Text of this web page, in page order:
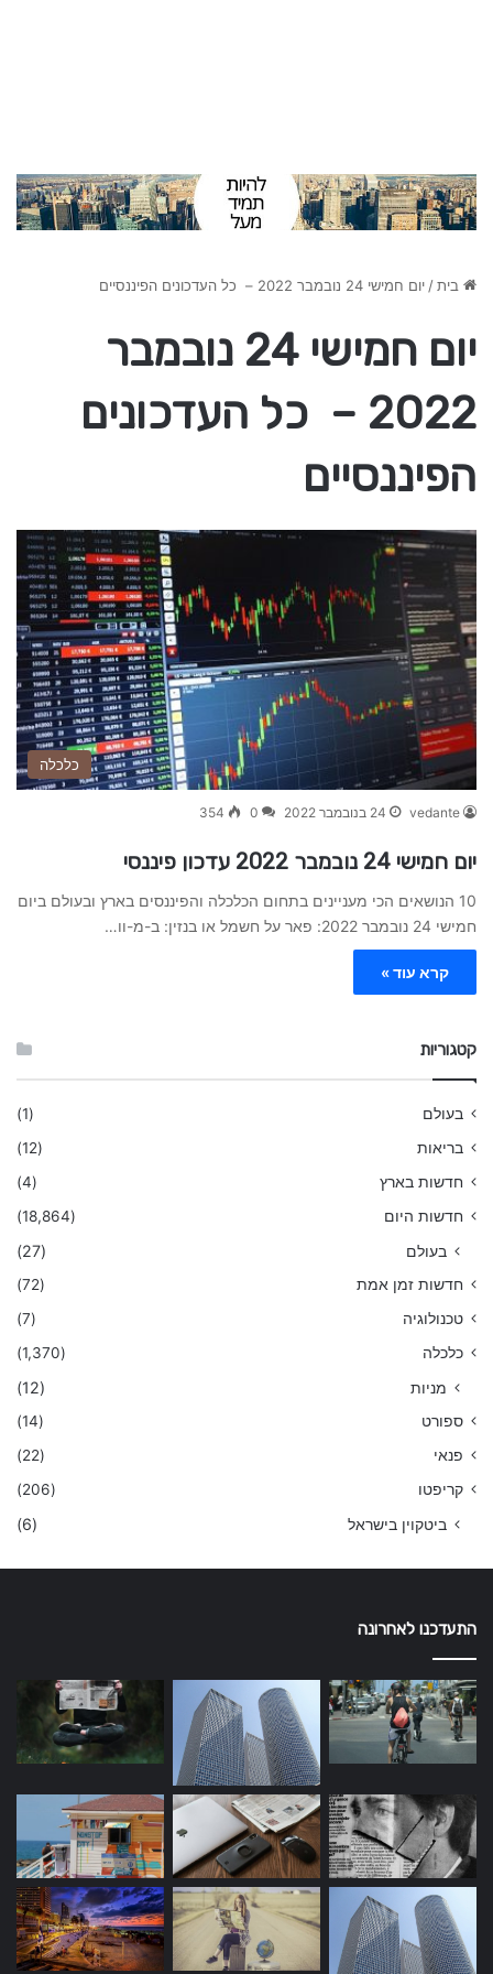
בית/יום חמישי 24 נובמבר 2022 – כל העדכונים הפיננסיים
יום חמישי 24 נובמבר
2022 – כל העדכונים
הפיננסיים
כלכלה
vedante 24 בנובמבר 2022 0
354
יום חמישי 24 נובמבר 2022 עדכון פיננסי
10 הנושאים הכי מעניינים בתחום הכלכלה והפיננסים בארץ ובעולם ביום
חמישי 24 נובמבר 2022: פאר על חשמל או בנזין: ב-מ-וו…
קרא עוד »
קטגוריות
בעולם
(1)
בריאות
(12)
חדשות בארץ
(4)
חדשות היום
(18,864)
בעולם (27)
חדשות זמן אמת
(72)
טכנולוגיה
(7)
כלכלה
(1,370)
מניות (12)
ספורט
(14)
פנאי
(22)
קריפטו
(206)
ביטקוין בישראל (6)
התעדכנו לאחרונה